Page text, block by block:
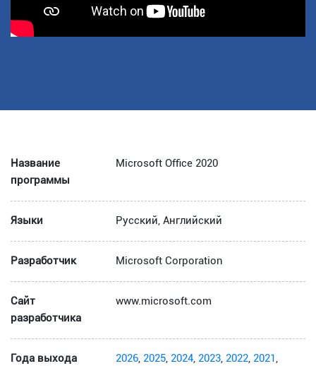
Название
программы
Microsoft Office 2020
Языки Русский, Английский
Разработчик Microsoft Corporation
Сайт
разработчика
www.microsoft.com
Года выхода
2026, 2025, 2024, 2023, 2022, 2021,